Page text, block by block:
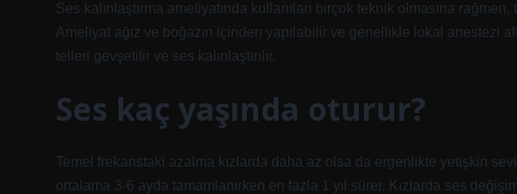
Ses kalınlaştırma ameliyatında kullanılan birçok teknik olmasına rağmen,
Ameliyat ağız ve boğazın içinden yapılabilir ve genellikle lokal anestezi
telleri gevşetilir ve ses kalınlaştırılır.
Ses kaç yaşında oturur?
Temel frekanstaki azalma kızlarda daha az olsa da ergenlikte yetişkin
ortalama 3-6 ayda tamamlanırken en fazla 1 yıl sürer. Kızlarda ses